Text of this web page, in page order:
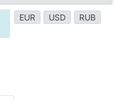
EUR USD RUB